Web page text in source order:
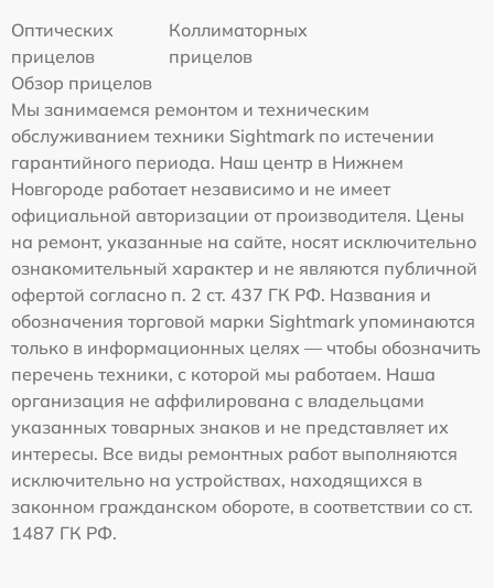
Оптических
прицелов
Коллиматорных
прицелов
Обзор прицелов
Мы занимаемся ремонтом и техническим
обслуживанием техники Sightmark по истечении
гарантийного периода. Наш центр в Нижнем
Новгороде работает независимо и не имеет
официальной авторизации от производителя. Цены
на ремонт, указанные на сайте, носят исключительно
ознакомительный характер и не являются публичной
офертой согласно п. 2 ст. 437 ГК РФ. Названия и
обозначения торговой марки Sightmark упоминаются
только в информационных целях — чтобы обозначить
перечень техники, с которой мы работаем. Наша
организация не аффилирована с владельцами
указанных товарных знаков и не представляет их
интересы. Все виды ремонтных работ выполняются
исключительно на устройствах, находящихся в
законном гражданском обороте, в соответствии со ст.
1487 ГК РФ.